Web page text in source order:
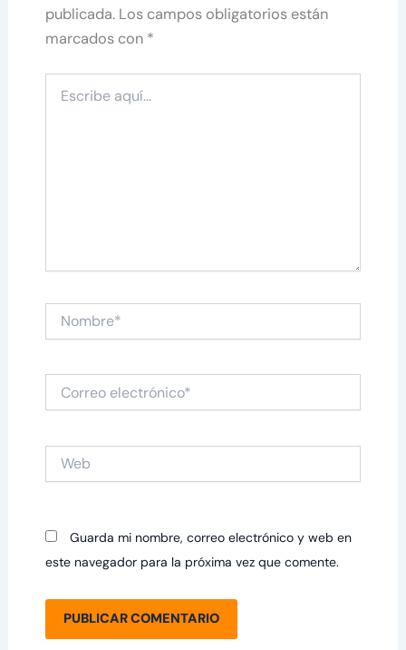
publicada. Los campos obligatorios están
marcados con *
aquí...
electrónico*
Guarda mi nombre, correo electrónico y web en
este navegador para la próxima vez que comente.